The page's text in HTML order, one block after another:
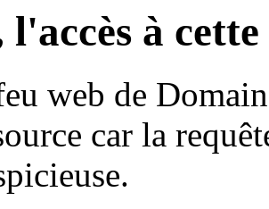
l'accès à
web de
car la